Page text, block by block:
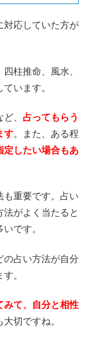
対応していた方が
柱推命、風水、
います。
、 占ってもらう
す。また、ある程
定したい場合もあ
も重要です。占い
がよく当たると
です。
の占い方法が自分
。
みて、自分と相性
切ですね。